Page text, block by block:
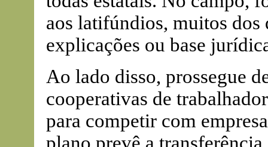
aos latifúndios, muitos dos
explicações ou base
Ao lado disso, prossegue
cooperativas de
para competir com